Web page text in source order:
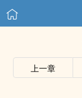
上一章